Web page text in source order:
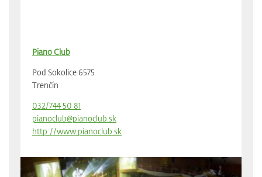
Piano Club
Pod Sokolice 6575
Trenčín
032/744 50 81
pianoclub@pianoclub.sk
http://www.pianoclub.sk